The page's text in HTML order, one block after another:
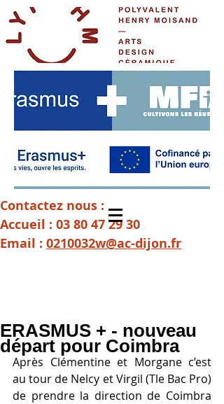
Contactez nous :
Accueil : 03 80 47 29 30
Email : 0210032w@ac-dijon.fr
ERASMUS + - nouveau
départ pour Coimbra
Après Clémentine et Morgane c’est
au tour de Nelcy et Virgil (Tle Bac Pro)
de prendre la direction de Coimbra